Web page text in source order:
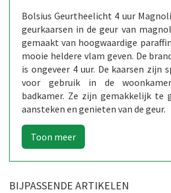
Bolsius Geurtheelicht 4 uur
geurkaarsen in de geur van
gemaakt van hoogwaardige
mooie heldere vlam geven. De
is ongeveer 4 uur. De kaarsen zijn
voor gebruik in de
badkamer. Ze zijn gemakkelijk te
aansteken en genieten van de geur.
BIJPASSENDE ARTIKELEN